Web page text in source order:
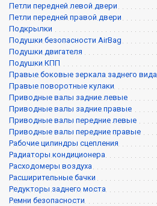
Петли передней левой двери
Петли передней правой двери
Подкрылки
Подушки безопасности AirBag
Подушки двигателя
Подушки КПП
Правые боковые зеркала заднего вида
Правые поворотные кулаки
Приводные валы задние левые
Приводные валы задние правые
Приводные валы передние левые
Приводные валы передние правые
Рабочие цилиндры сцепления
Радиаторы кондиционера
Расходомеры воздуха
Расширительные бачки
Редукторы заднего моста
Ремни безопасности